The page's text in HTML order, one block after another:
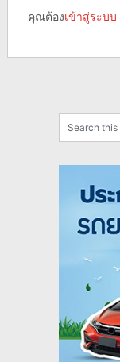
คุณต้องเข้าสู่ระบบ